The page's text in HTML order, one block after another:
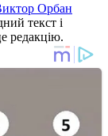
Орбан
текст і
редакцію.